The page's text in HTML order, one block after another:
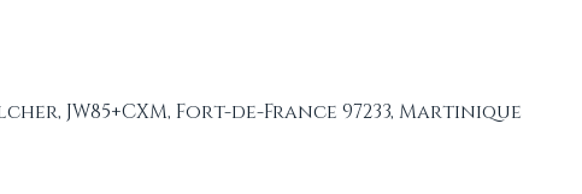
JW85+CXM, Fort-de-France 97233, Martinique